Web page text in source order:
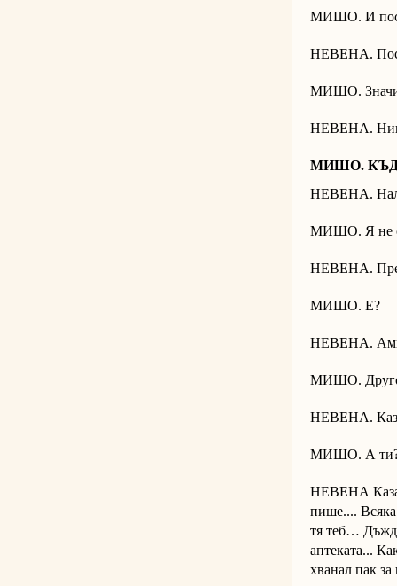
МИШО. И
НЕВЕНА.
МИШО.
НЕВЕНА.
МИШО.
НЕВЕНА.
МИШО. Я не
НЕВЕНА. Пред
МИШО. Е?
НЕВЕНА. Ами
МИШО.
НЕВЕНА.
МИШО. А
НЕВЕНА
пише....
тя теб… Дъжд
аптеката...
хванал пак за